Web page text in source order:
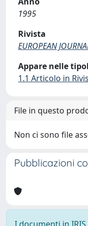
1995
Rivista
EUROPEAN
Appare nelle
1.1 Articolo in
File in questo
Non ci sono file
Pubblicazioni